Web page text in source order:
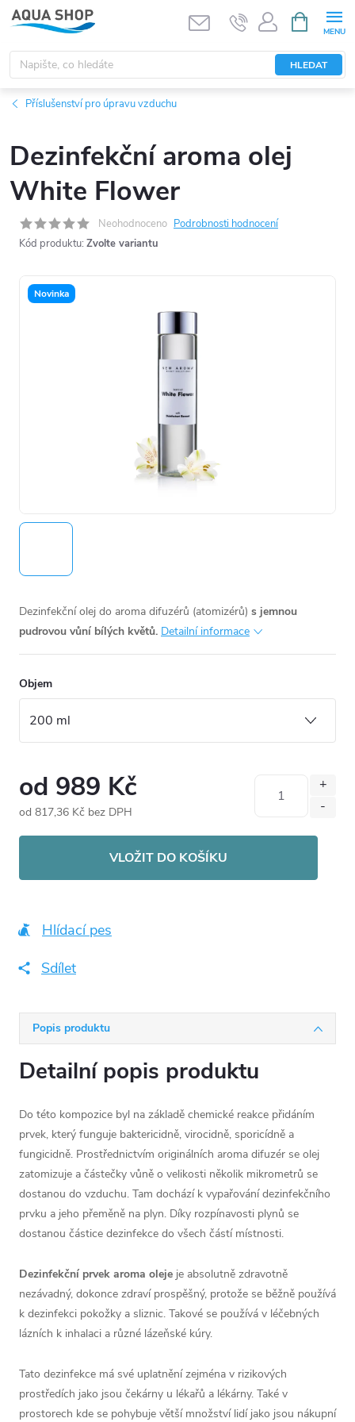
Přejít
na
obsah
HLEDAT
NÁKUPNÍ
KOŠÍK
Příslušenství pro úpravu vzduchu
Dezinfekční aroma olej
White Flower
Neohodnoceno Podrobnosti hodnocení
Kód produktu: Zvolte variantu
Novinka
Dezinfekční olej do aroma difuzérů (atomizérů) s jemnou
pudrovou vůní bílých květů. Detailní informace
Objem
od 989 Kč
od 817,36 Kč bez DPH
VLOŽIT DO KOŠÍKU
Hlídací pes
Sdílet
Popis produktu
Detailní popis produktu
Do této kompozice byl na základě chemické reakce přidáním
prvek, který funguje baktericidně, virocidně, sporicídně a
fungicidně. Prostřednictvím originálních aroma difuzér se olej
zatomizuje a částečky vůně o velikosti několik mikrometrů se
dostanou do vzduchu. Tam dochází k vypařování dezinfekčního
prvku a jeho přeměně na plyn. Díky rozpínavosti plynů se
dostanou částice dezinfekce do všech částí místnosti.
Dezinfekční prvek aroma oleje je absolutně zdravotně
nezávadný, dokonce zdraví prospěšný, protože se běžně používá
k dezinfekci pokožky a sliznic. Takové se používá v léčebných
lázních k inhalaci a různé lázeňské kúry.
Tato dezinfekce má své uplatnění zejména v rizikových
prostředích jako jsou čekárny u lékařů a lékárny. Také v
prostorech kde se pohybuje větší množství lidí jako jsou nákupní